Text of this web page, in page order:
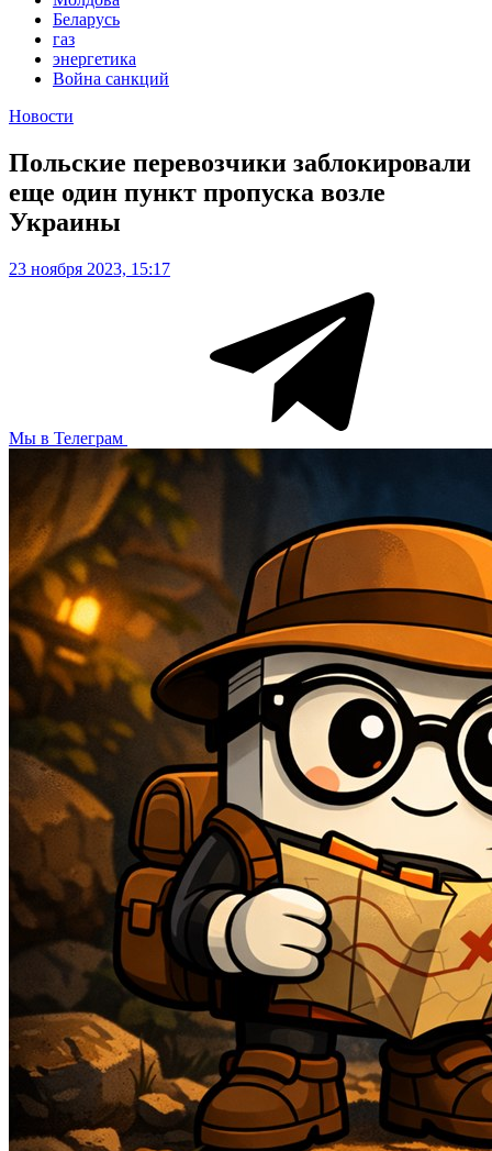
Беларусь
газ
энергетика
Война санкций
Новости
Польские перевозчики заблокировали
еще один пункт пропуска возле
Украины
23 ноября 2023, 15:17
Мы в Телеграм